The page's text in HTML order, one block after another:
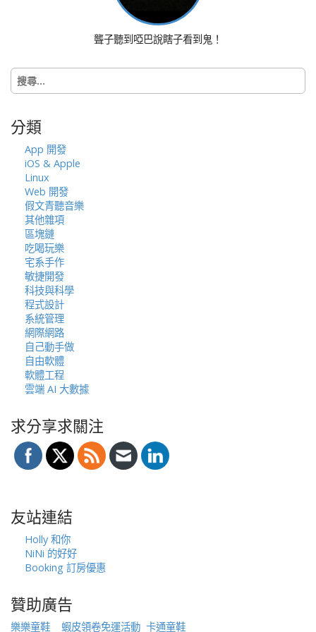
i
o
n
聾子聽到啞巴說瞎子看到鬼！
搜
尋
字:
分類
App 開發
iOS & Apple
Linux
Web 開發
假文青聽音樂
其他雜項
區塊鏈
吃喝玩樂
宅系手作
敏捷開發
科技與科學
程式設計
系統管理
網際網路
自己動手做
自由軟體
軟體工程
雲端 AI 大數據
求分享求關注
友站連結
Holly 和你
NiNi 的好好
Booking 訂房優惠
贊助廣告
樂樂童鞋 蝦皮領卷免運活動 卡通童鞋